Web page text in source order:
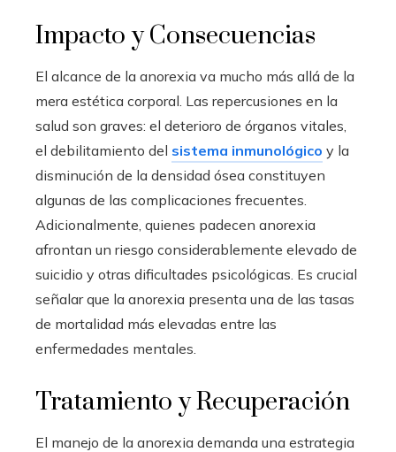
Impacto y Consecuencias
El alcance de la anorexia va mucho más allá de la
mera estética corporal. Las repercusiones en la
salud son graves: el deterioro de órganos vitales,
el debilitamiento del sistema inmunológico y la
disminución de la densidad ósea constituyen
algunas de las complicaciones frecuentes.
Adicionalmente, quienes padecen anorexia
afrontan un riesgo considerablemente elevado de
suicidio y otras dificultades psicológicas. Es crucial
señalar que la anorexia presenta una de las tasas
de mortalidad más elevadas entre las
enfermedades mentales.
Tratamiento y Recuperación
El manejo de la anorexia demanda una estrategia